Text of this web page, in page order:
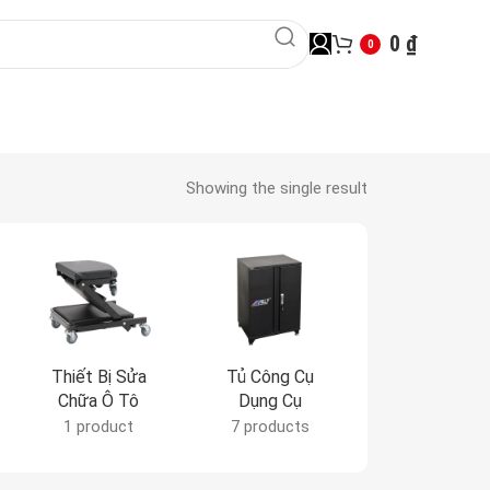
0 0 ₫
Showing the single result
Thiết Bị Sửa
Chữa Ô Tô
1 product
Tủ Công Cụ
Dụng Cụ
7 products